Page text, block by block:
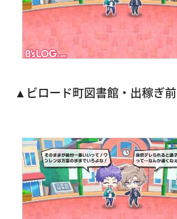
▲ビロード町図書館・出稼ぎ前